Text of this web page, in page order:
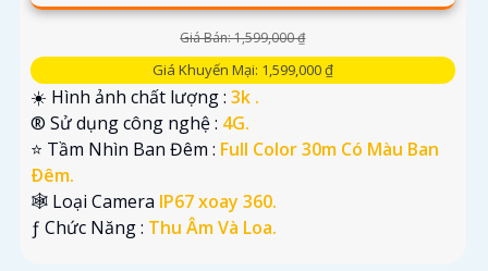
Giá Bán: 1,599,000 ₫
Giá Khuyến Mại: 1,599,000 ₫
☀️ Hình ảnh chất lượng : 3k .
®️ Sử dụng công nghệ : 4G.
⭐ Tầm Nhìn Ban Đêm : Full Color 30m Có Màu Ban
Ðêm.
🕸️ Loại Camera IP67 xoay 360.
️ƒ Chức Năng : Thu Âm Và Loa.